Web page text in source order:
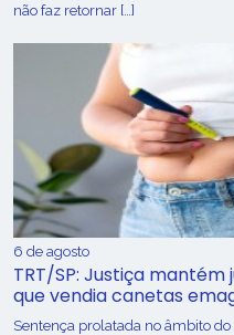
não faz retornar […]
6 de agosto
TRT/SP: Justiça
que vendia canetas
Sentença prolatada no âmbito